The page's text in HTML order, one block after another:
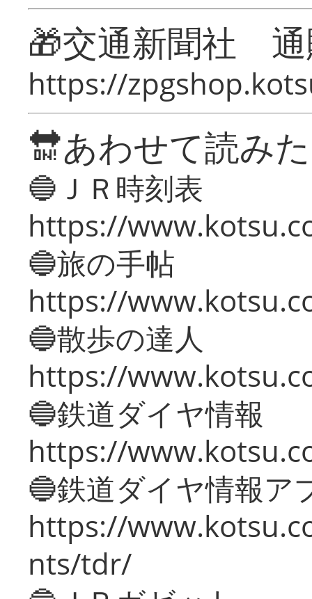
🎁交通新聞社
https://
🔛あわせて読み
🔵ＪＲ時刻表
https://
🔵旅の手帖
https://
🔵散歩の達人
https://
🔵鉄道ダイヤ情報
https://
🔵鉄道ダイヤ情報ア
https://
nts/tdr/